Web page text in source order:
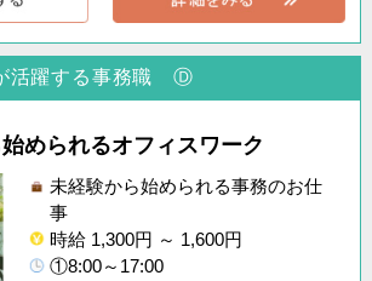
活躍する事務職 Ⓓ
められるオフィスワーク
未経験から始められる事務のお仕
事
時給 1,300円 ～ 1,600円
①8:00～17:00